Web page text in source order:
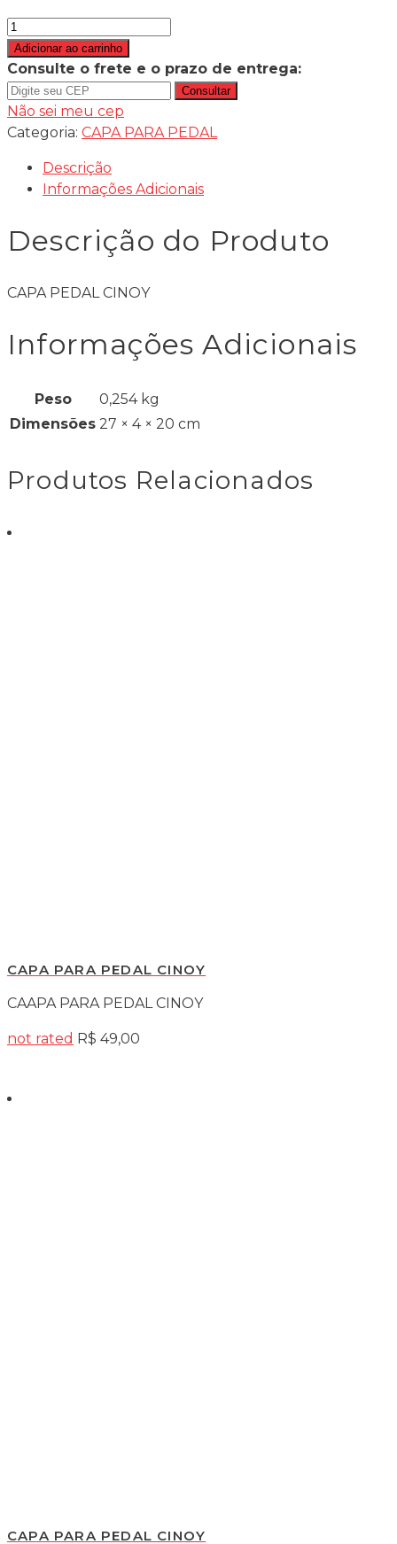
CAPA
PEDAL
CINOY
quantidade
Adicionar ao carrinho
Consulte o frete e o prazo de entrega:
Consultar
Não sei meu cep
Categoria: CAPA PARA PEDAL
Descrição
Informações Adicionais
Descrição do Produto
CAPA PEDAL CINOY
Informações Adicionais
Peso
0,254 kg
Dimensões 27 × 4 × 20 cm
Produtos Relacionados
CAPA PARA PEDAL CINOY
CAAPA PARA PEDAL CINOY
not rated R$ 49,00
CAPA PARA PEDAL CINOY